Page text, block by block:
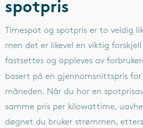
spotpris
Timespot og spotpris er to veldig
men det er likevel en viktig
fastsettes og oppleves av
basert på en gjennomsnittspris
måneden. Når du har en
samme pris per kilowattime,
døgnet du bruker strømmen,